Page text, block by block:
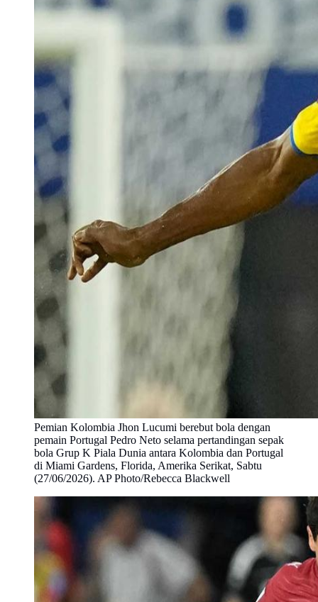
Pemian Kolombia Jhon Lucumi berebut bola dengan
pemain Portugal Pedro Neto selama pertandingan sepak
bola Grup K Piala Dunia antara Kolombia dan Portugal
di Miami Gardens, Florida, Amerika Serikat, Sabtu
(27/06/2026). AP Photo/Rebecca Blackwell